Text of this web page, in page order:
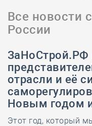
Все новости
России
ЗаНоСтрой.РФ
отрасли и её
Новым годом
Этот год, который